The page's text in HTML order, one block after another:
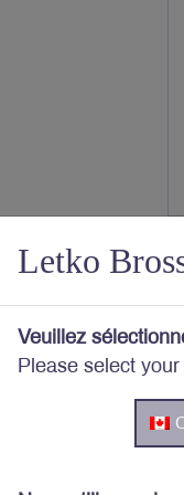
Letko
Veuillez
Please select